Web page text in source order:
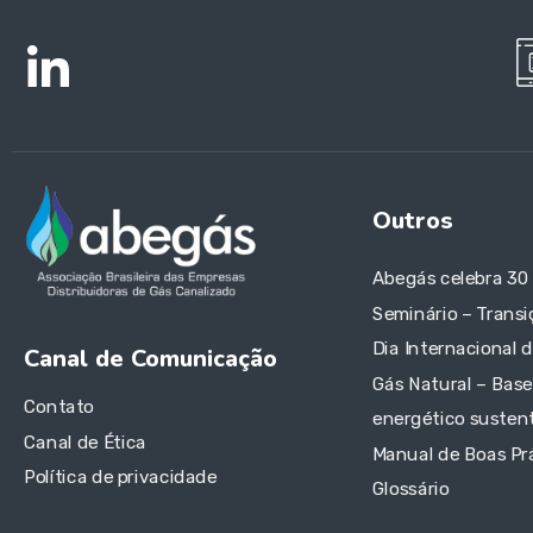
Canal de Comunicação
Contato
Canal de Ética
Política de privacidade
Outros
Abegás celebra 30
Seminário –
Dia Internacional
Gás Natural –
energético
Manual de Boas
Glossário